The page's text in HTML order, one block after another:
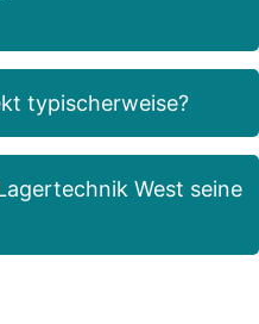
typischerweise?
West seine